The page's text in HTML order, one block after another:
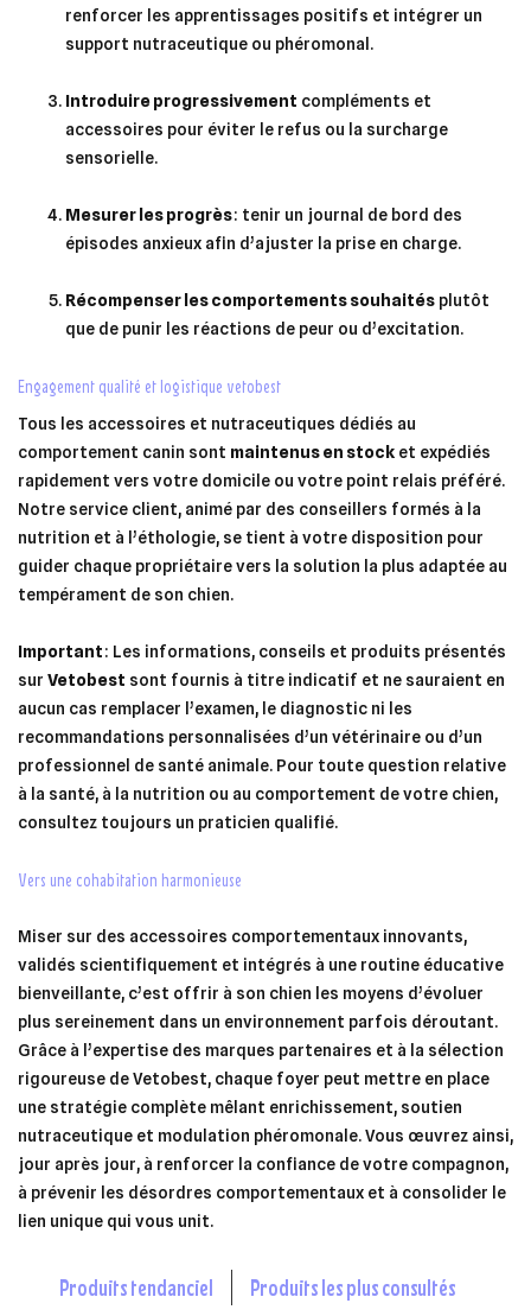
renforcer les apprentissages positifs et intégrer un
support nutraceutique ou phéromonal.
Introduire progressivement compléments et
accessoires pour éviter le refus ou la surcharge
sensorielle.
Mesurer les progrès: tenir un journal de bord des
épisodes anxieux afin d’ajuster la prise en charge.
Récompenser les comportements souhaités plutôt
que de punir les réactions de peur ou d’excitation.
engagement qualité et logistique vetobest
Tous les accessoires et nutraceutiques dédiés au
comportement canin sont maintenus en stock et expédiés
rapidement vers votre domicile ou votre point relais préféré.
Notre service client, animé par des conseillers formés à la
nutrition et à l’éthologie, se tient à votre disposition pour
guider chaque propriétaire vers la solution la plus adaptée au
tempérament de son chien.
Important: Les informations, conseils et produits présentés
sur Vetobest sont fournis à titre indicatif et ne sauraient en
aucun cas remplacer l’examen, le diagnostic ni les
recommandations personnalisées d’un vétérinaire ou d’un
professionnel de santé animale. Pour toute question relative
à la santé, à la nutrition ou au comportement de votre chien,
consultez toujours un praticien qualifié.
vers une cohabitation harmonieuse
Miser sur des accessoires comportementaux innovants,
validés scientifiquement et intégrés à une routine éducative
bienveillante, c’est offrir à son chien les moyens d’évoluer
plus sereinement dans un environnement parfois déroutant.
Grâce à l’expertise des marques partenaires et à la sélection
rigoureuse de Vetobest, chaque foyer peut mettre en place
une stratégie complète mêlant enrichissement, soutien
nutraceutique et modulation phéromonale. Vous œuvrez ainsi,
jour après jour, à renforcer la confiance de votre compagnon,
à prévenir les désordres comportementaux et à consolider le
lien unique qui vous unit.
produits tendanciel
produits les plus consultés